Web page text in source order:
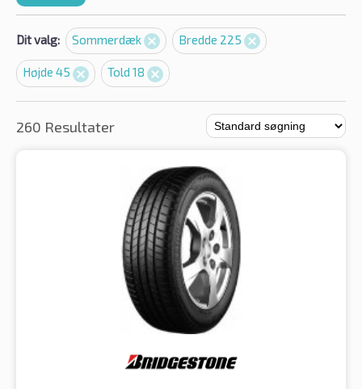
Dit valg: Sommerdæk Bredde 225
Højde 45 Told 18
260 Resultater